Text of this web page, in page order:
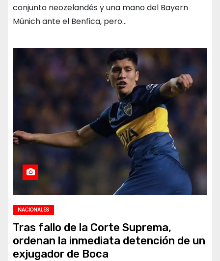
conjunto neozelandés y una mano del Bayern
Múnich ante el Benfica, pero…
NACIONALES
Tras fallo de la Corte Suprema,
ordenan la inmediata detención de un
exjugador de Boca